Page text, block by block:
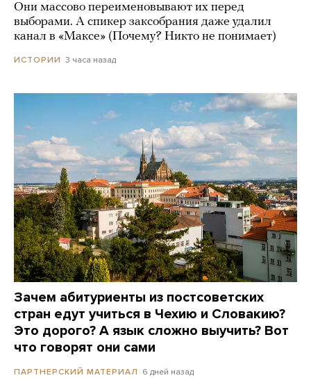
Они массово переименовывают их перед
выборами. А спикер заксобрания даже удалил
канал в «Максе» (Почему? Никто не понимает)
ИСТОРИИ 3 часа назад
Зачем абитуриенты из постсоветских
стран едут учиться в Чехию и Словакию?
Это дорого? А язык сложно выучить? Вот
что говорят они сами
ПАРТНЕРСКИЙ МАТЕРИАЛ 6 дней назад